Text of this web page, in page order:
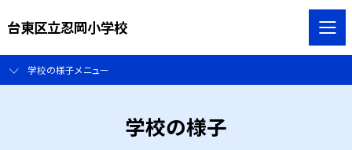
台東区立忍岡小学校
学校の様子メニュー
学校の様子